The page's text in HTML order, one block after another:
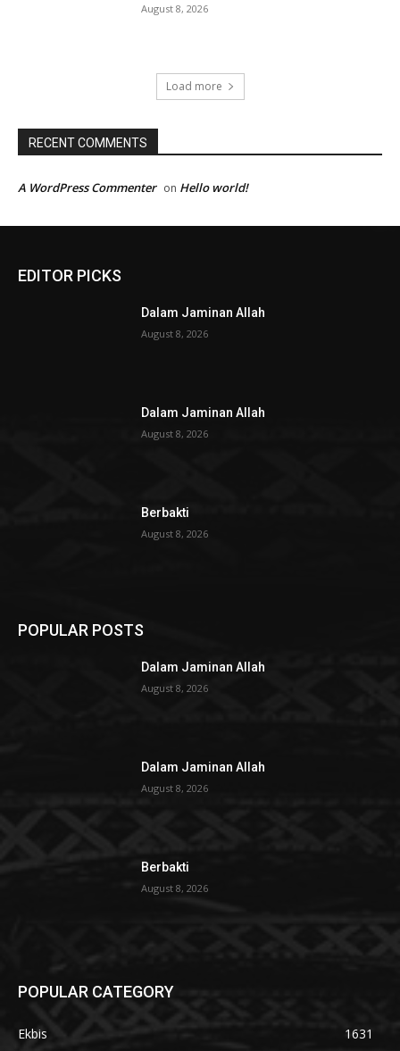
August 8, 2026
Load more
RECENT COMMENTS
A WordPress Commenter on Hello world!
EDITOR PICKS
Dalam Jaminan Allah
August 8, 2026
Dalam Jaminan Allah
August 8, 2026
Berbakti
August 8, 2026
POPULAR POSTS
Dalam Jaminan Allah
August 8, 2026
Dalam Jaminan Allah
August 8, 2026
Berbakti
August 8, 2026
POPULAR CATEGORY
Ekbis
1631